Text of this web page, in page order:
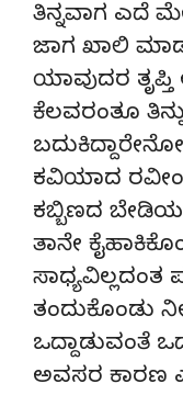
ತಿನ್ನವಾಗ ಎದೆ
ಜಾಗ ಖಾಲಿ
ಯಾವುದರ
ಕೆಲವರಂತೂ
ಕವಿಯಾದ
ಕಬ್ಬಿಣದ
ತಾನೇ
ಸಾಧ್ಯವಿಲ್ಲದಂತ
ತಂದುಕೊಂಡು
ಒದ್ದಾಡುವಂತೆ
ಅವಸರ ಕಾರಣ